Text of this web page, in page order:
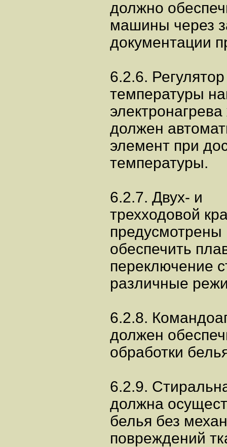
должно
машины через
документации
6.2.6. Регулятор
температуры
должен
элемент при
температуры.
6.2.7. Двух- и
трехходовой
предусмотрены
обеспечить
переключение
различные
6.2.8.
должен
обработки
6.2.9.
должна
белья без
повреждений